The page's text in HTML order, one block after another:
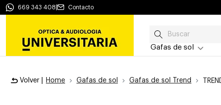
669 343 408 Contacto
Gafas de sol
Volver | Home Gafas de sol Gafas de sol Trend